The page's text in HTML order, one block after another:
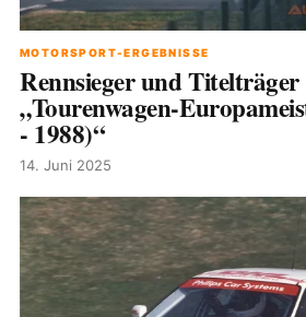
MOTORSPORT-ERGEBNISSE
Rennsieger und
„Tourenwagen-
- 1988)“
14. Juni 2025